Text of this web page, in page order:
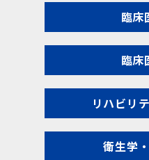
臨床
臨床
リハビリ
衛生学